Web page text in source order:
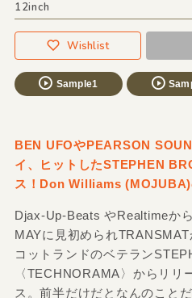
12inch
Wishlist
Sample1
BEN UFOやPEARSON
イ、ヒットしたSTEPHEN
ス！Don Williams (MOJUBA)
Djax-Up-Beats やRealtimeか
MAYに見初められ
コットランドのベテラン
〈TECHNORAMA〉からリリ
ス。前半だけだとなんのこと